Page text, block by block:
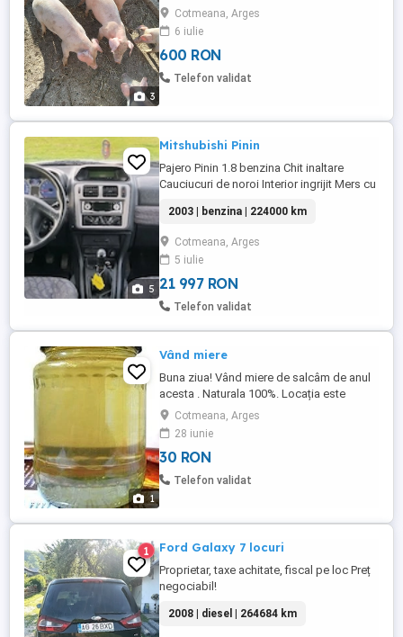
3
mascul) , 500 lei femela. Purceii sunt
crescuți la curte în condiții bune. Locația
este Cotmeana Arges langa Mănăstirea
Cotmeana.
Cotmeana, Arges
6 iulie
600 RON
Telefon validat
5
Mitshubishi Pinin
Pajero Pinin 1.8 benzina Chit inaltare
Cauciucuri de noroi Interior ingrijit Mers cu
si usor
2003 | benzina | 224000 km
Cotmeana, Arges
5 iulie
21 997 RON
Telefon validat
1
Vând miere
Buna ziua! Vând miere de salcâm de anul
acesta . Naturala 100%. Locația este
Cotmeana judetul Arges. Prețul este 30 lei
kg. Va așteptăm! Aștept mesaj sau telefon
( ).
Cotmeana, Arges
28 iunie
30 RON
Telefon validat
1 Ford Galaxy 7 locuri
Proprietar, taxe achitate, fiscal pe loc Preț
negociabil!
2008 | diesel | 264684 km